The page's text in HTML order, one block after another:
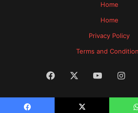
Home
Home
Privacy Policy
Terms and
Facebook YouTube